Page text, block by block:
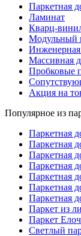
Паркетная
Ламинат
Кварц-
Модульный
Инженерная
Массивная
Пробковые
Акция на
Популярное из
Паркетная
Паркетная
Паркетная
Паркетная
Паркетная
Паркетная
Паркетная
Паркет из
Паркет
Светлый